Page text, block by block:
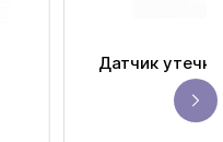
Датчик